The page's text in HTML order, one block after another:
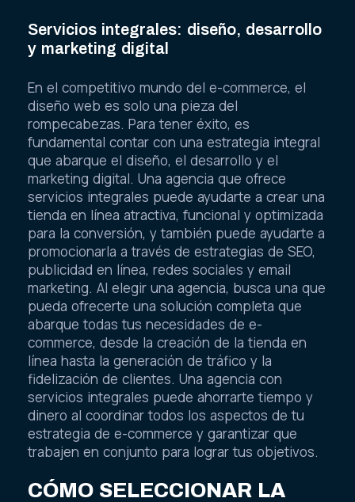
Servicios integrales: diseño, desarrollo
y marketing digital
En el competitivo mundo del e-commerce, el
diseño web es solo una pieza del
rompecabezas. Para tener éxito, es
fundamental contar con una estrategia integral
que abarque el diseño, el desarrollo y el
marketing digital. Una agencia que ofrece
servicios integrales puede ayudarte a crear una
tienda en línea atractiva, funcional y optimizada
para la conversión, y también puede ayudarte a
promocionarla a través de estrategias de SEO,
publicidad en línea, redes sociales y email
marketing. Al elegir una agencia, busca una que
pueda ofrecerte una solución completa que
abarque todas tus necesidades de e-
commerce, desde la creación de la tienda en
línea hasta la generación de tráfico y la
fidelización de clientes. Una agencia con
servicios integrales puede ahorrarte tiempo y
dinero al coordinar todos los aspectos de tu
estrategia de e-commerce y garantizar que
trabajen en conjunto para lograr tus objetivos.
CÓMO SELECCIONAR LA